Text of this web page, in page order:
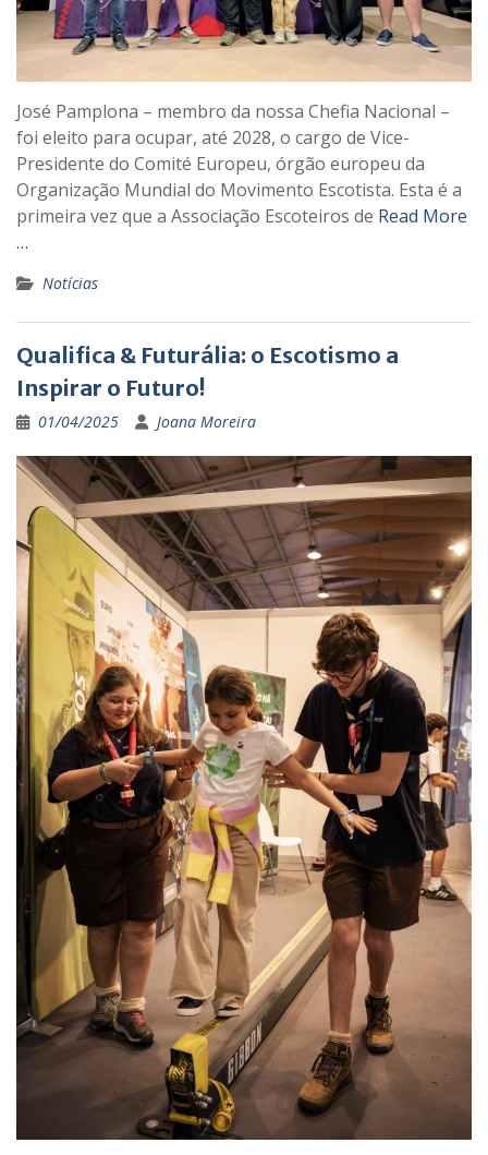
José Pamplona – membro da nossa Chefia Nacional –
foi eleito para ocupar, até 2028, o cargo de Vice-
Presidente do Comité Europeu, órgão europeu da
Organização Mundial do Movimento Escotista. Esta é a
primeira vez que a Associação Escoteiros de Read More
…
Notícias
Qualifica & Futurália: o Escotismo a
Inspirar o Futuro!
01/04/2025 Joana Moreira